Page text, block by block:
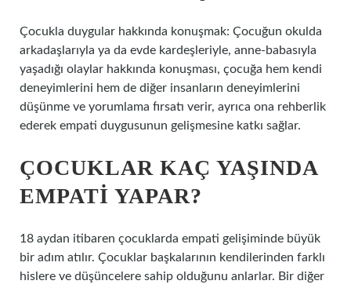
Çocukla duygular hakkında konuşmak: Çocuğun okulda
arkadaşlarıyla ya da evde kardeşleriyle, anne-babasıyla
yaşadığı olaylar hakkında konuşması, çocuğa hem kendi
deneyimlerini hem de diğer insanların deneyimlerini
düşünme ve yorumlama fırsatı verir, ayrıca ona rehberlik
ederek empati duygusunun gelişmesine katkı sağlar.
ÇOCUKLAR KAÇ YAŞINDA
EMPATI YAPAR?
18 aydan itibaren çocuklarda empati gelişiminde büyük
bir adım atılır. Çocuklar başkalarının kendilerinden farklı
hislere ve düşüncelere sahip olduğunu anlarlar. Bir diğer